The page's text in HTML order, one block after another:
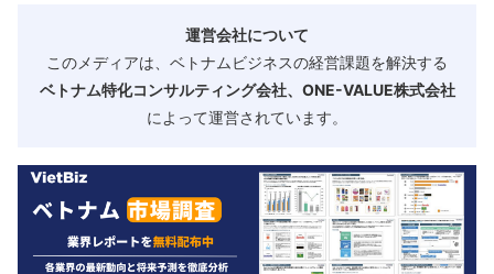
運営会社について
このメディアは、ベトナムビジネスの経営課題を解決する
ベトナム特化コンサルティング会社、ONE-VALUE株式会社
によって運営されています。